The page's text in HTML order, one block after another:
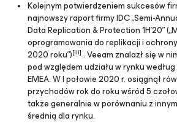
Kolejnym potwierdzeniem sukcesów
najnowszy raport firmy IDC „Semi-
Data Replication & Protection 1H’20”
oprogramowania do replikacji i
2020 roku”)[iii] . Veeam znalazł się w
pod względem udziału w rynku
EMEA. W I połowie 2020 r. osiągnął
przychodów rok do roku wśród 5
także generalnie w porównaniu z
średnią dla rynku.